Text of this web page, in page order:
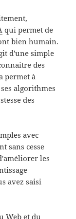
qui permet de
bien humain.
d'une simple
des
permet à
algorithmes
des
avec
sans cesse
les
avez saisi
Web et du